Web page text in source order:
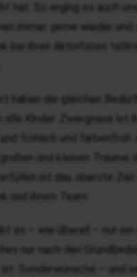
hat. So erging es auch
immer gerne wieder und
bei ihren Aktivitäten
haben die gleichen
alle Kinder. Zwergnase ist
und fröhlich und farbenfroh
und kleinen Träume
erfüllen ist das oberste Ziel
und ihrem Team.
es – wie überall – nur ein
nur nach den
Sonderwünsche – und